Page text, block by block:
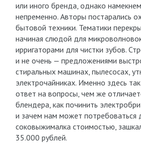
или иного бренда, однако
непременно. Авторы постарались
бытовой техники. Тематики
начиная слюдой для
ирригаторами для чистки зубов.
и не очень — предложениями
стиральных машинах, пылесосах,
электрочайниках. Именно здесь
ответ на вопросы, чем же
блендера, как починить
и зачем нам может потребоваться
соковыжималка стоимостью,
35.000 рублей.